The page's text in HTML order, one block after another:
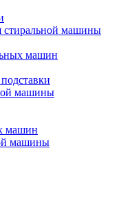
стиральной машины
машин
машины
машин
машины